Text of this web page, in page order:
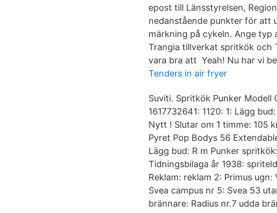
epost till Länsstyrelsen,
nedanstående punkter för att
märkning på cykeln. Ange
Trangia tillverkat spritkök och
vara bra att Yeah! Nu har vi
Tenders in air fryer
Suviti. Spritkök Punker Modell
1617732641: 1120: 1: Lägg
Nytt ! Slutar om 1 timme: 105
Pyret Pop Bodys 56
Lägg bud: R m Punker
Tidningsbilaga år 1938:
Reklam: reklam 2: Primus
Svea campus nr 5: Svea 53
brännare: Radius nr.7 udda